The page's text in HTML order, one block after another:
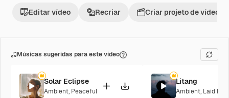
Editar vídeo Recriar Criar projeto de vídeo
Músicas sugeridas para este vídeo
Solar Eclipse
Ambient, Peaceful
Litang
Ambient, Laid